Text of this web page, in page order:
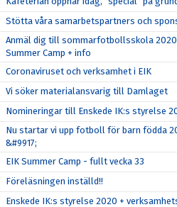
Stötta våra samarbetspartners och
Anmäl dig till sommarfotbollsskola 2020
Summer Camp + info
Coronaviruset och verksamhet i EIK
Vi söker materialansvarig till Damlaget
Nomineringar till Enskede IK:s styrelse
Nu startar vi upp fotboll för barn födda
&#9917;
EIK Summer Camp - fullt vecka 33
Föreläsningen inställd!!
Enskede IK:s styrelse 2020 +